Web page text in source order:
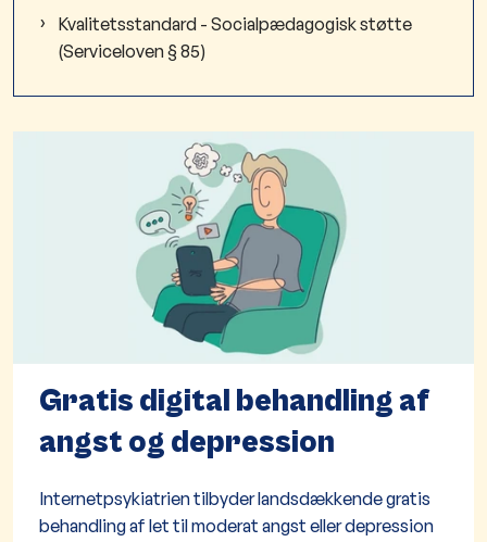
Kvalitetsstandard - Socialpædagogisk støtte
(Serviceloven § 85)
Gratis digital behandling af
angst og depression
Internetpsykiatrien tilbyder landsdækkende gratis
behandling af let til moderat angst eller depression